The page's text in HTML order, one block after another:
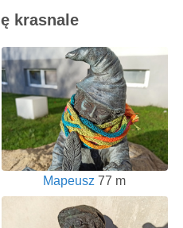
krasnale
Mapeusz 77 m